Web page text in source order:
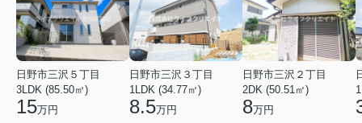
日野市三沢５丁目
3LDK (85.50㎡)
15万円
日野市三沢３丁目
1LDK (34.77㎡)
8.5万円
日野市三沢２丁目
2DK (50.51㎡)
8万円